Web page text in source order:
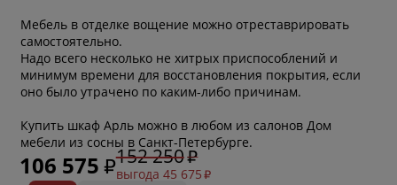
Мебель в отделке вощение можно отреставрировать
самостоятельно.
Надо всего несколько не хитрых приспособлений и
минимум времени для восстановления покрытия, если
оно было утрачено по каким-либо причинам.
Купить шкаф Арль можно в любом из салонов Дом
мебели из сосны в Санкт-Петербурге.
106 575 152 250
выгода 45 675